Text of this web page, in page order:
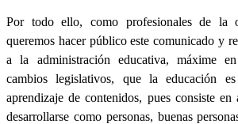
Por todo ello, como profesionales de la
queremos hacer público este comunicado y
a la administración educativa, máxime
cambios legislativos, que la educación
aprendizaje de contenidos, pues consiste
desarrollarse como personas, buenas